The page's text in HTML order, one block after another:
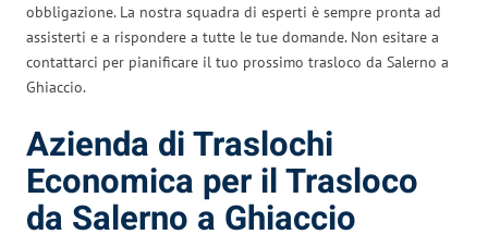
obbligazione. La nostra squadra di esperti è sempre pronta ad
assisterti e a rispondere a tutte le tue domande. Non esitare a
contattarci per pianificare il tuo prossimo trasloco da Salerno a
Ghiaccio.
Azienda di Traslochi
Economica per il Trasloco
da Salerno a Ghiaccio